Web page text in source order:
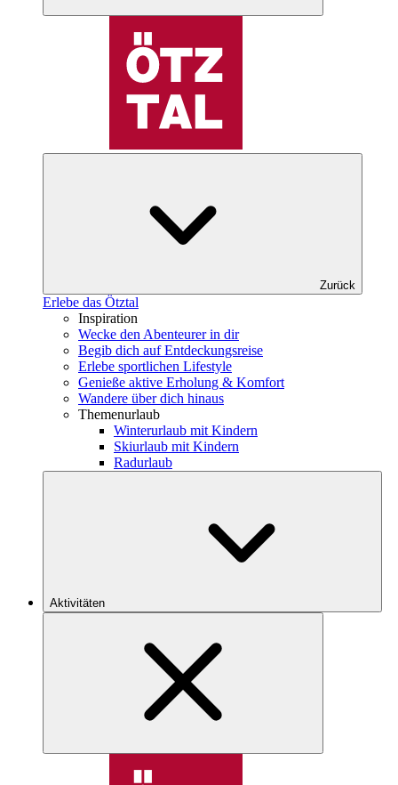
Zurück
Erlebe das Ötztal
Inspiration
Wecke den Abenteurer in dir
Begib dich auf Entdeckungsreise
Erlebe sportlichen Lifestyle
Genieße aktive Erholung & Komfort
Wandere über dich hinaus
Themenurlaub
Winterurlaub mit Kindern
Skiurlaub mit Kindern
Radurlaub
Aktivitäten